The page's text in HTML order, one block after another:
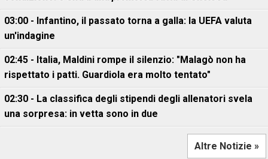
03:00 - Infantino, il passato torna a galla: la UEFA valuta
un'indagine
02:45 - Italia, Maldini rompe il silenzio: "Malagò non ha
rispettato i patti. Guardiola era molto tentato"
02:30 - La classifica degli stipendi degli allenatori svela
una sorpresa: in vetta sono in due
Altre Notizie »